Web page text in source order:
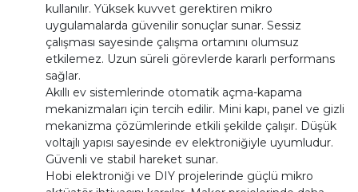
kullanılır. Yüksek kuvvet gerektiren mikro
uygulamalarda güvenilir sonuçlar sunar. Sessiz
çalışması sayesinde çalışma ortamını olumsuz
etkilemez. Uzun süreli görevlerde kararlı performans
sağlar.
Akıllı ev sistemlerinde otomatik açma-kapama
mekanizmaları için tercih edilir. Mini kapı, panel ve gizli
mekanizma çözümlerinde etkili şekilde çalışır. Düşük
voltajlı yapısı sayesinde ev elektroniğiyle uyumludur.
Güvenli ve stabil hareket sunar.
Hobi elektroniği ve DIY projelerinde güçlü mikro